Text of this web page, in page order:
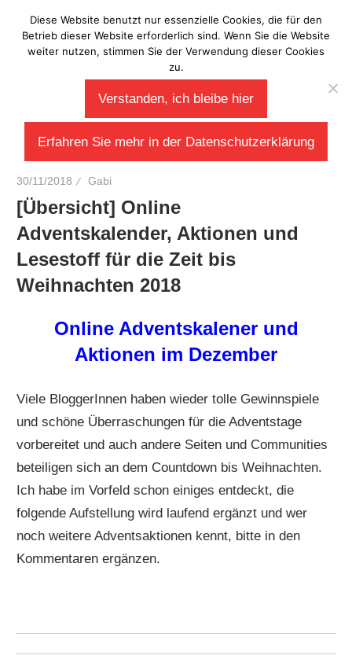
Inhalt
springen
Laberladen
30/11/2018 Gabi
[Übersicht] Online
Adventskalender, Aktionen und
Lesestoff für die Zeit bis
Weihnachten 2018
Online Adventskalener und
Aktionen im Dezember
Viele BloggerInnen haben wieder tolle Gewinnspiele
und schöne Überraschungen für die Adventstage
vorbereitet und auch andere Seiten und Communities
beteiligen sich an dem Countdown bis Weihnachten.
Ich habe im Vorfeld schon einiges entdeckt, die
folgende Aufstellung wird laufend ergänzt und wer
noch weitere Adventsaktionen kennt, bitte in den
Kommentaren ergänzen.
Diese Website benutzt nur essenzielle Cookies, die für den
Betrieb dieser Website erforderlich sind. Wenn Sie die Website
weiter nutzen, stimmen Sie der Verwendung dieser Cookies
zu.
Verstanden, ich bleibe hier
Erfahren Sie mehr in der Datenschutzerklärung